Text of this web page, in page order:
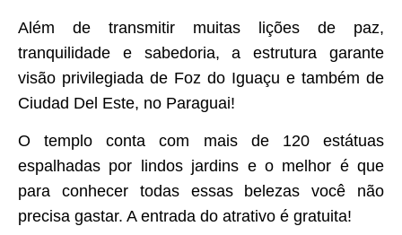
Além de transmitir muitas lições de paz,
tranquilidade e sabedoria, a estrutura garante
visão privilegiada de Foz do Iguaçu e também de
Ciudad Del Este, no Paraguai!
O templo conta com mais de 120 estátuas
espalhadas por lindos jardins e o melhor é que
para conhecer todas essas belezas você não
precisa gastar. A entrada do atrativo é gratuita!